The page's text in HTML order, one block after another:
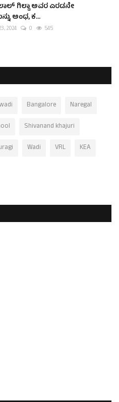
ಗಿಲ್ಡಾ ಅವರ ಎರಡನೇ
ಅಂಧ, ಕ...
2024 0 545
Bangalore
Naregal
Shivanand khajuri
Wadi VRL
KEA